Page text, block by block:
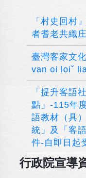
「村史回村
者耆老共織
臺灣客家文
van oi loiˇ
「提升客語
點」-115年
語教材（具
統」及「客
件-自即日起
行政院宣導